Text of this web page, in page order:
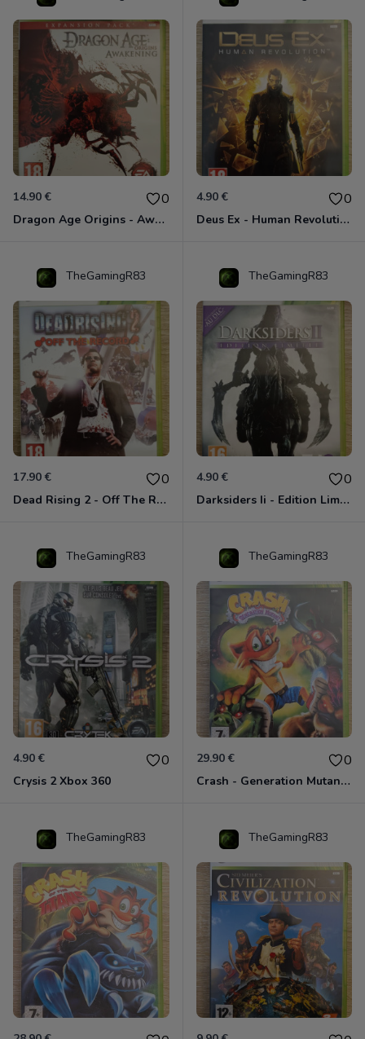
14.90 € 0
Dragon Age Origins - Awakening Xbox 360
4.90 € 0
Deus Ex - Human Revolution Xbox 360
TheGamingR83
17.90 € 0
Dead Rising 2 - Off The Record Xbox 360
TheGamingR83
4.90 € 0
Darksiders Ii - Edition Limitée Xbox 360
TheGamingR83
4.90 € 0
Crysis 2 Xbox 360
TheGamingR83
29.90 € 0
Crash - Generation Mutant Xbox 360
TheGamingR83 TheGamingR83